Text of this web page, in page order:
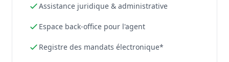
Assistance juridique & administrative
Espace back-office pour l'agent
Registre des mandats électronique*